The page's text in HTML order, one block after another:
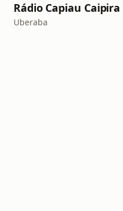
Rádio Capiau Caipira
Uberaba